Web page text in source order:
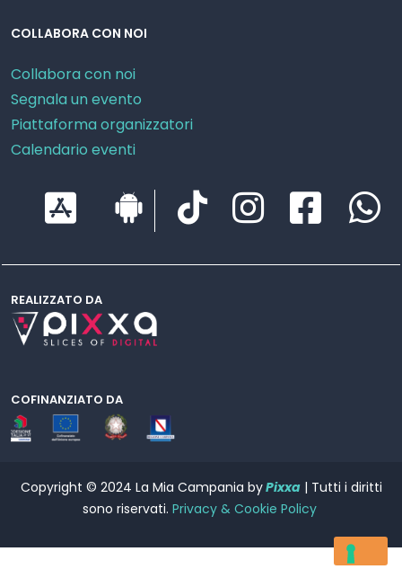
COLLABORA CON NOI
Collabora con noi
Segnala un evento
Piattaforma organizzatori
Calendario eventi
REALIZZATO DA
COFINANZIATO DA
Copyright © 2024 La Mia Campania byPixxa| Tutti i diritti
sono riservati. Privacy & Cookie Policy